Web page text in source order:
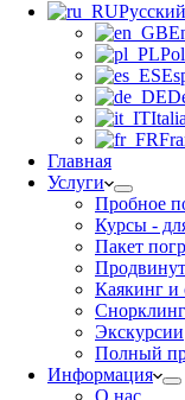
Русский
Главная
Услуги
Пробное
Курсы -
Пакет
Каякинг и
Снорклинг
Экскурсии
Полный
Информация
О нас